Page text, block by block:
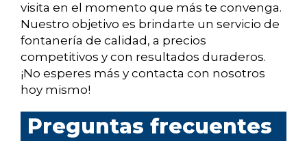
visita en el momento que más te convenga.
Nuestro objetivo es brindarte un servicio de
fontanería de calidad, a precios
competitivos y con resultados duraderos.
¡No esperes más y contacta con nosotros
hoy mismo!
Preguntas frecuentes